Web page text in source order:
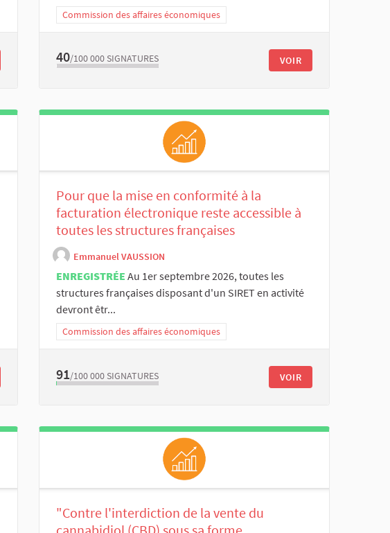
Commission des affaires économiques
40/100 000 SIGNATURES VOIR
Pour que la mise en conformité à la
facturation électronique reste accessible à
toutes les structures françaises
Emmanuel VAUSSION
ENREGISTRÉE Au 1er septembre 2026, toutes les
structures françaises disposant d'un SIRET en activité
devront êtr...
Commission des affaires économiques
91/100 000 SIGNATURES VOIR
"Contre l'interdiction de la vente du